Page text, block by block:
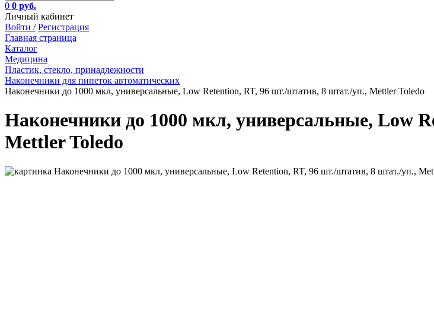
0 0 руб.
Личный кабинет
Войти / Регистрация
Главная страница
Каталог
Медицина
Пластик, стекло, принадлежности
Наконечники для пипеток автоматических
Наконечники до 1000 мкл, универсальные, Low Retention, RT, 96 шт./штатив, 8 штат./уп., Mettler Toledo
Наконечники до 1000 мкл, универсальные, Low
Mettler Toledo